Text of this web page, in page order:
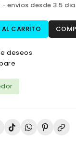
envios desde 3 5
CARRITO
deseos